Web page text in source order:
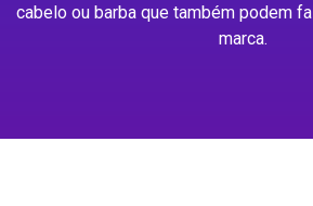
cabelo ou barba que também podem
marca.